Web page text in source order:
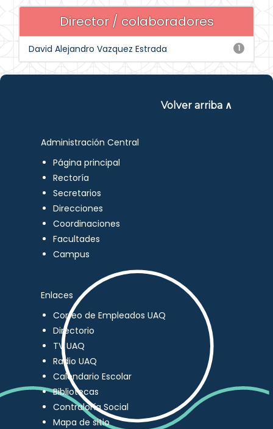
Director / colaboradores
1
David Alejandro Vazquez Estrada
Volver arriba ∧
Administración Central
Página principal
Rectoría
Secretarios
Direcciones
Coordinaciones
Facultades
Campus
Enlaces
Correo de Empleados UAQ
Directorio
TV UAQ
Radio UAQ
Calendario Escolar
Bibliotecas
Contraloría Social
Mapa de sitio